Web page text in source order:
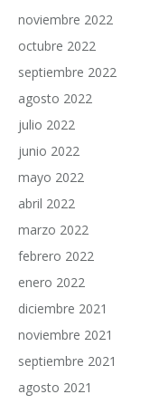
noviembre 2022
octubre 2022
septiembre 2022
agosto 2022
julio 2022
junio 2022
mayo 2022
abril 2022
marzo 2022
febrero 2022
enero 2022
diciembre 2021
noviembre 2021
septiembre 2021
agosto 2021